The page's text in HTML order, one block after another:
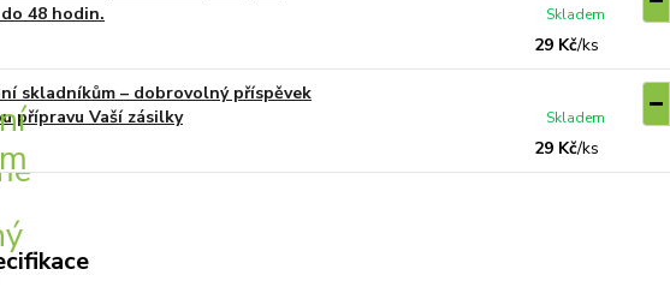
48 hodin.
29 Kč/ks
Skladem
skladníkům – dobrovolný příspěvek
přípravu Vaší zásilky
29 Kč/ks
Skladem